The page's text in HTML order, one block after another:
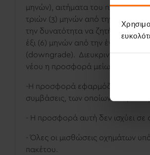
μηνών), αιτήματα του πελάτη για
τριών (3) μηνών από την έναρξη
την δυνατότητα να ζητήσει μόνο
έξι (6) μηνών από την έναρξη της
(downgrade). Διευκρινίζεται ότι
νέου η προσφορά μείωσης 30%,
-Η προσφορά εφαρμόζεται
συμβάσεις, των οποίων οι όροι
Η προσφορά αυτή δεν ισχύει
- Όλες οι μισθώσεις οχημάτων
πακέτου.